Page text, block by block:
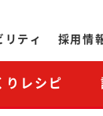
リティ 採用情
りレシピ